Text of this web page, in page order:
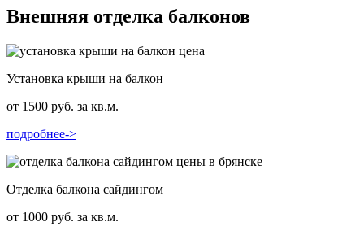
Внешняя отделка балконов
Установка крыши на балкон
от 1500 руб. за кв.м.
подробнее->
Отделка балкона сайдингом
от 1000 руб. за кв.м.